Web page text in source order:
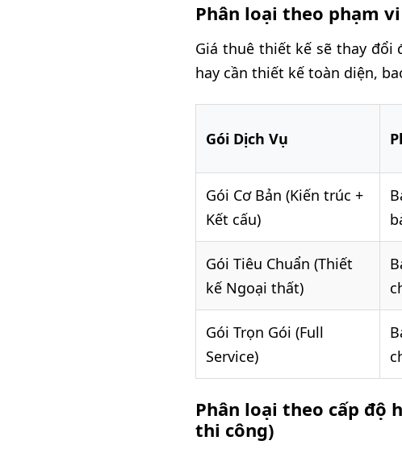
Phân loại theo phạm
Giá thuê thiết kế sẽ thay đổi
hay cần thiết kế toàn diện,
Gói Dịch Vụ
Gói Cơ Bản (Kiến trúc +
Kết cấu)
Gói Tiêu Chuẩn (Thiết
kế Ngoại thất)
Gói Trọn Gói (Full
Service)
Phân loại theo cấp độ
thi công)